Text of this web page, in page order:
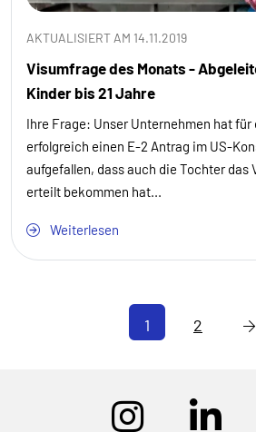
AKTUALISIERT AM 14.11.2019
Visumfrage des Monats -
Kinder bis 21 Jahre
Ihre Frage: Unser Unternehmen hat
erfolgreich einen E-2 Antrag im US-
aufgefallen, dass auch die Tochter das
erteilt bekommen hat...
Weiterlesen
1 2